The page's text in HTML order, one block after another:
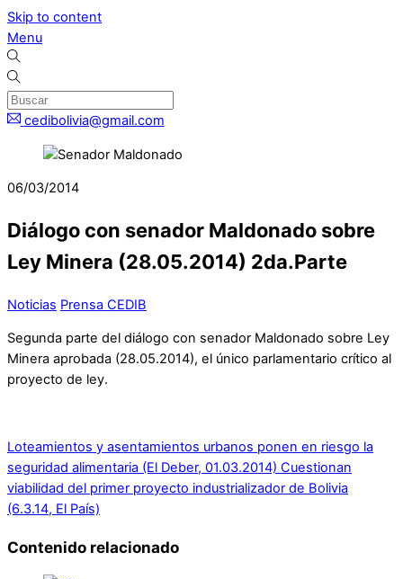
Skip to content
Menu
cedibolivia@gmail.com
06/03/2014
Diálogo con senador Maldonado sobre
Ley Minera (28.05.2014) 2da.Parte
Noticias Prensa CEDIB
Segunda parte del diálogo con senador Maldonado sobre Ley
Minera aprobada (28.05.2014), el único parlamentario crítico al
proyecto de ley.
Loteamientos y asentamientos urbanos ponen en riesgo la
seguridad alimentaria (El Deber, 01.03.2014) Cuestionan
viabilidad del primer proyecto industrializador de Bolivia
(6.3.14, El País)
Contenido relacionado